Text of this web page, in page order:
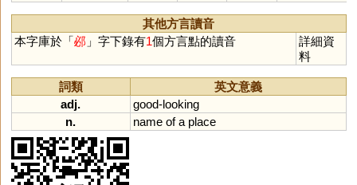
其他方言讀音
本字庫於「邲 」字下錄有1個方言點的讀音
詳細資
料
詞類
英文意義
adj.
good-looking
n.
name of a place